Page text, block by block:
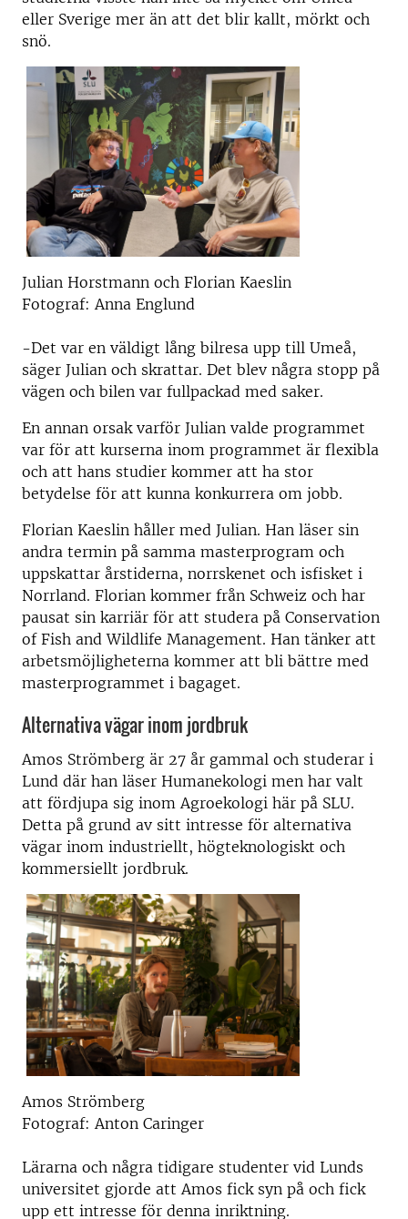
eller Sverige mer än att det blir kallt, mörkt och
snö.
Julian Horstmann och Florian Kaeslin
Fotograf: Anna Englund
-Det var en väldigt lång bilresa upp till Umeå,
säger Julian och skrattar. Det blev några stopp på
vägen och bilen var fullpackad med saker.
En annan orsak varför Julian valde programmet
var för att kurserna inom programmet är flexibla
och att hans studier kommer att ha stor
betydelse för att kunna konkurrera om jobb.
Florian Kaeslin håller med Julian. Han läser sin
andra termin på samma masterprogram och
uppskattar årstiderna, norrskenet och isfisket i
Norrland. Florian kommer från Schweiz och har
pausat sin karriär för att studera på Conservation
of Fish and Wildlife Management. Han tänker att
arbetsmöjligheterna kommer att bli bättre med
masterprogrammet i bagaget.
Alternativa vägar inom jordbruk
Amos Strömberg är 27 år gammal och studerar i
Lund där han läser Humanekologi men har valt
att fördjupa sig inom Agroekologi här på SLU.
Detta på grund av sitt intresse för alternativa
vägar inom industriellt, högteknologiskt och
kommersiellt jordbruk.
Amos Strömberg
Fotograf: Anton Caringer
Lärarna och några tidigare studenter vid Lunds
universitet gjorde att Amos fick syn på och fick
upp ett intresse för denna inriktning.